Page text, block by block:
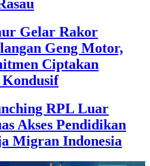
Gelar Rakor
Geng Motor,
Ciptakan
Kondusif
RPL Luar
Akses Pendidikan
Migran Indonesia